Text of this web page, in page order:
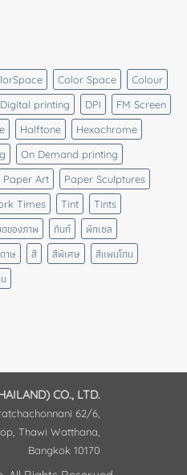
Color Space
Colour
Digital printing DPI
FM Screen
Halftone
Hexachrome
On Demand printing
Paper Art
Paper Sculptures
Times Tint
Tints
ของภาพ ทินท์
พิกเซล
าษ สี สีพิเศษ
สีแพนโทน
CO., LTD.
62/6,
Thawi Watthana,
Bangkok 10170